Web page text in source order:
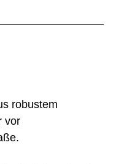
robustem
vor